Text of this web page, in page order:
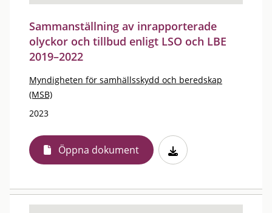
Sammanställning av inrapporterade
olyckor och tillbud enligt LSO och LBE
2019–2022
Myndigheten för samhällsskydd och beredskap
(MSB)
2023
Öppna dokument